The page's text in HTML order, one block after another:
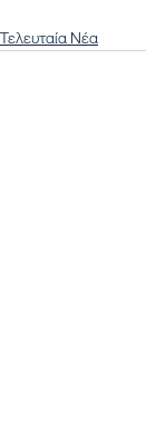
Τελευταία Νέα